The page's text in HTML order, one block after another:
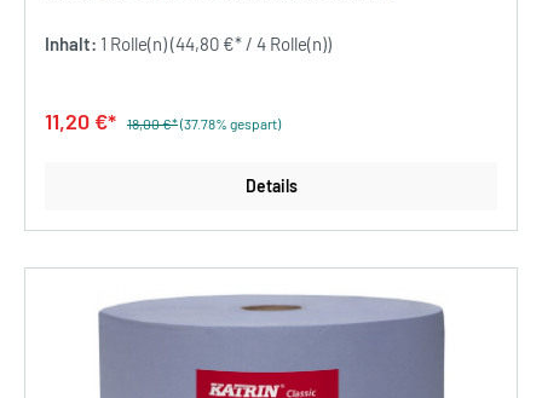
Inhalt: 1 Rolle(n)(44,80 €* / 4 Rolle(n))
11,20 €* 18,00 €*(37.78% gespart)
Details